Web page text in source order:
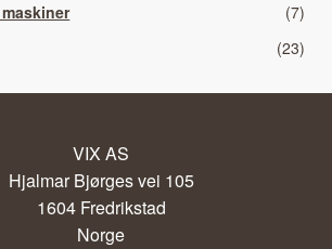
(7)
(23)
VIX AS
Hjalmar Bjørges vei 105
1604 Fredrikstad
Norge